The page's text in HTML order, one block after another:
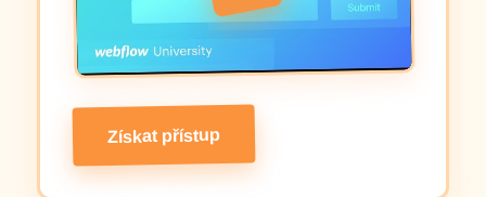
Získat přístup